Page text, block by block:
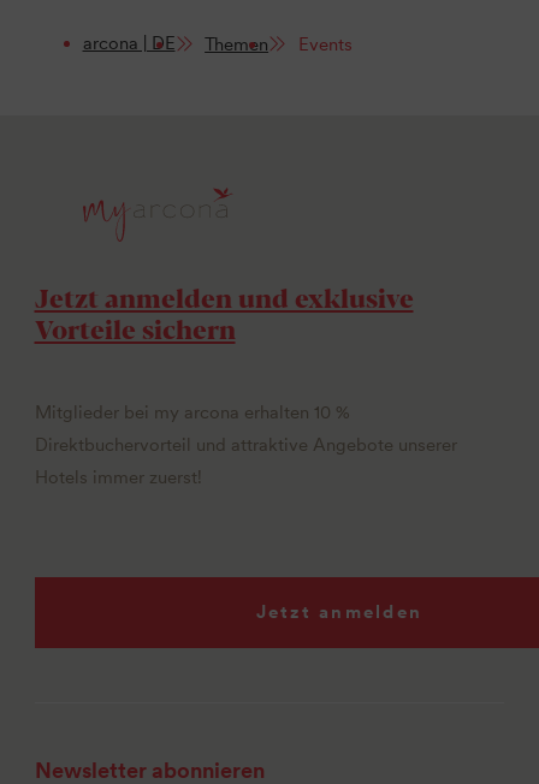
arcona | DE Themen Events
Jetzt anmelden und exklusive
Vorteile sichern
Mitglieder bei my arcona erhalten 10 %
Direktbuchervorteil und attraktive Angebote unserer
Hotels immer zuerst!
Jetzt anmelden
Newsletter abonnieren